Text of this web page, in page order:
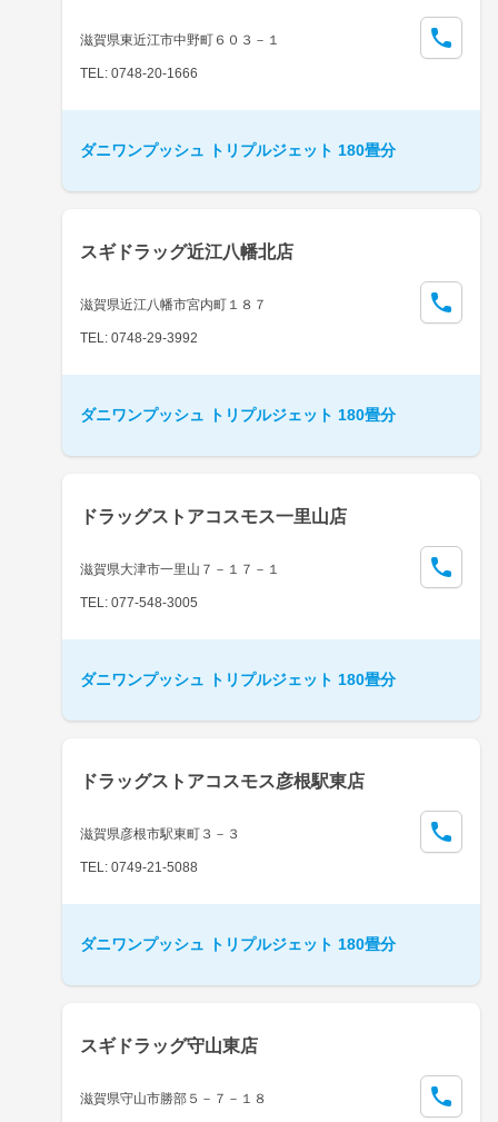
滋賀県東近江市中野町６０３－１
TEL: 0748-20-1666
ダニワンプッシュ トリプルジェット 180畳分
スギドラッグ近江八幡北店
滋賀県近江八幡市宮内町１８７
TEL: 0748-29-3992
ダニワンプッシュ トリプルジェット 180畳分
ドラッグストアコスモス一里山店
滋賀県大津市一里山７－１７－１
TEL: 077-548-3005
ダニワンプッシュ トリプルジェット 180畳分
ドラッグストアコスモス彦根駅東店
滋賀県彦根市駅東町３－３
TEL: 0749-21-5088
ダニワンプッシュ トリプルジェット 180畳分
スギドラッグ守山東店
滋賀県守山市勝部５－７－１８